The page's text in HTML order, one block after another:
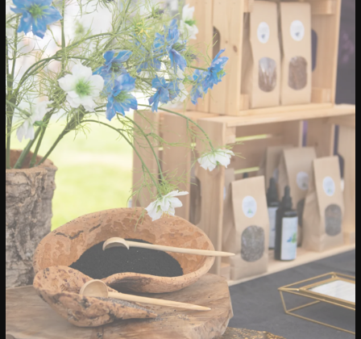
20/04/2023 CONFERENTIE
Sprekers: Onze stad, ons canvas
Over de sprekers van Onze stad, ons
canvas